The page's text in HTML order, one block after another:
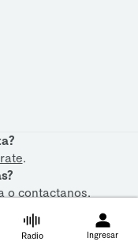
.
ocontactanos.
Radio Ingresar